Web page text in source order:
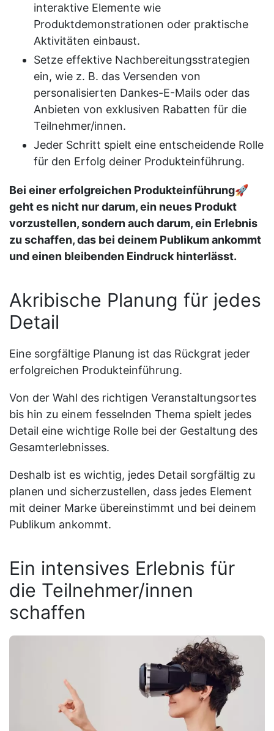
interaktive Elemente wie
Produktdemonstrationen oder praktische
Aktivitäten einbaust.
Setze effektive Nachbereitungsstrategien
ein, wie z. B. das Versenden von
personalisierten Dankes-E-Mails oder das
Anbieten von exklusiven Rabatten für die
Teilnehmer/innen.
Jeder Schritt spielt eine entscheidende Rolle
für den Erfolg deiner Produkteinführung.
Bei einer erfolgreichen Produkteinführung🚀
geht es nicht nur darum, ein neues Produkt
vorzustellen, sondern auch darum, ein Erlebnis
zu schaffen, das bei deinem Publikum ankommt
und einen bleibenden Eindruck hinterlässt.
Akribische Planung für jedes
Detail
Eine sorgfältige Planung ist das Rückgrat jeder
erfolgreichen Produkteinführung.
Von der Wahl des richtigen Veranstaltungsortes
bis hin zu einem fesselnden Thema spielt jedes
Detail eine wichtige Rolle bei der Gestaltung des
Gesamterlebnisses.
Deshalb ist es wichtig, jedes Detail sorgfältig zu
planen und sicherzustellen, dass jedes Element
mit deiner Marke übereinstimmt und bei deinem
Publikum ankommt.
Ein intensives Erlebnis für
die Teilnehmer/innen
schaffen